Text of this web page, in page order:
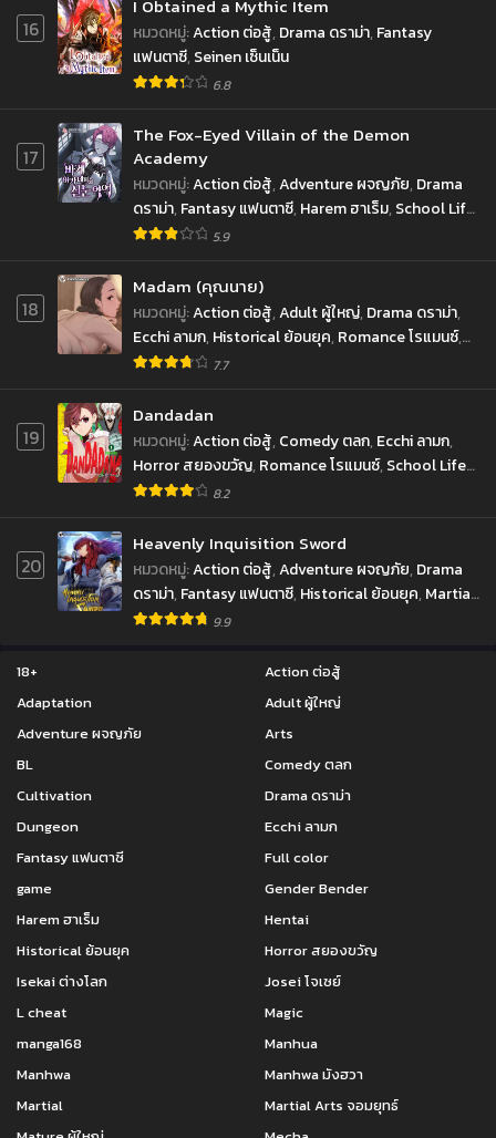
ตอนที่ 200
กันยายน 10, 2022
ตอนที่ 199
กันยายน 10, 2022
กันยายน 10, 2022 กันยายน 10, 2022
ตอนที่ 196
กันยายน 10, 2022
ตอนที่ 195
กันยายน 10, 2022
กันยายน 10, 2022
ตอนที่ 192
กันยายน 10, 2022
ตอนที่ 191
กันยายน 10, 2022
กันยายน 10, 2022
ตอนที่ 188
กันยายน 10, 2022
ตอนที่ 187
ตอนที่ 186
กันยายน 10, 2022 กันยายน 10, 2022
ตอนที่ 184 ตอนที่ 183
ตอนที่ 182 ตอนที่ 181
ตอนที่ 180 ตอนที่ 179
กันยายน 10, 2022
ตอนที่ 178
กันยายน 10, 2022
ตอนที่ 177
กันยายน 10, 2022
กันยายน 10, 2022 กันยายน 10, 2022
ตอนที่ 174 ตอนที่ 173
ตอนที่ 172
กันยายน 10, 2022
ตอนที่ 171
กันยายน 10, 2022
ตอนที่ 170
กันยายน 10, 2022
ตอนที่ 169
กันยายน 10, 2022
16
I Obtained a Mythic Item
หมวดหมู่:Action ต่อสู้, Drama ดราม่า, Fantasy
แฟนตาซี, Seinen เซ็นเน็น
6.8
17
The Fox-Eyed Villain of the Demon
Academy
หมวดหมู่:Action ต่อสู้,Adventure ผจญภัย, Drama
ดราม่า, Fantasy แฟนตาซี, Harem ฮาเร็ม, School Life
ชีวิตประจำวัน,Shounen โชเน็น
5.9
18
Madam (คุณนาย)
หมวดหมู่:Action ต่อสู้,Adult ผู้ใหญ่, Drama ดราม่า,
Ecchi ลามก, Historical ย้อนยุค, Romance โรแมนซ์,
Seinen เซ็นเน็น
7.7
19
Dandadan
หมวดหมู่:Action ต่อสู้, Comedy ตลก, Ecchi ลามก,
Horror สยองขวัญ, Romance โรแมนซ์, School Life
ชีวิตประจำวัน,Sci-fi ไซ-ไฟ
8.2
20
Heavenly Inquisition Sword
หมวดหมู่:Action ต่อสู้,Adventure ผจญภัย, Drama
ดราม่า, Fantasy แฟนตาซี, Historical ย้อนยุค, Martial
Arts จอมยุทธ์,Shounen โชเน็น
9.9
18+
Action ต่อสู้
Adaptation
Adult ผู้ใหญ่
Adventure ผจญภัย
Arts
BL
Comedy ตลก
Cultivation
Drama ดราม่า
Dungeon
Ecchi ลามก
Fantasy แฟนตาซี
Full color
game
Gender Bender
Harem ฮาเร็ม
Hentai
Historical ย้อนยุค
Horror สยองขวัญ
Isekai ต่างโลก
Josei โจเซย์
L cheat
Magic
manga168
Manhua
Manhwa
Manhwa มังฮวา
Martial
Martial Arts จอมยุทธ์